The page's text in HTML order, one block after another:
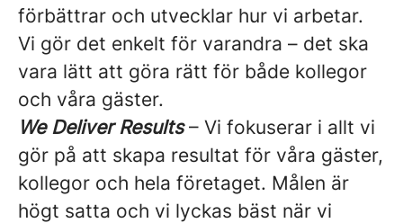
förbättrar och utvecklar hur vi arbetar.
Vi gör det enkelt för varandra – det ska
vara lätt att göra rätt för både kollegor
och våra gäster.
We Deliver Results– Vi fokuserar i allt vi
gör på att skapa resultat för våra gäster,
kollegor och hela företaget. Målen är
högt satta och vi lyckas bäst när vi